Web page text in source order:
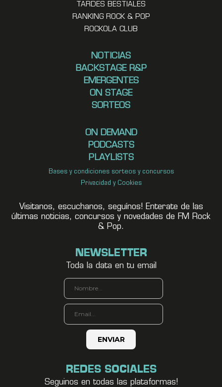
TARDES BESTIALES
RANKING ROCK & POP
ROCKOLA CLUB
NOTICIAS
BACKSTAGE R&P
EMERGENTES
ON STAGE
SORTEOS
ON DEMAND
PODCASTS
PLAYLISTS
Bases y condiciones sorteos y concursos
Privacidad y Cookies
Visitanos, escuchanos, seguínos! Enterate de las
últimas noticias, concursos y novedades de FM Rock
& Pop.
NEWSLETTER
Toda la data en tu email
REDES SOCIALES
Seguinos en todas las plataformas!